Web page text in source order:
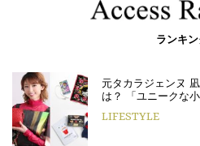
ランキ
元タカラジェンヌ
は？ 「ユニークな
LIFESTYLE